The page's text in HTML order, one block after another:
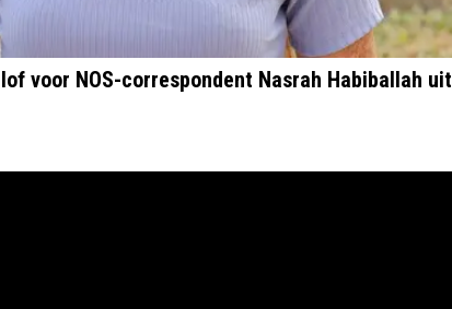
voor NOS-correspondent Nasrah Habiballah uit